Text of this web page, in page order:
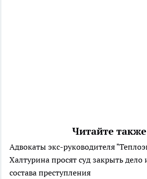
Читайте
Адвокаты экс-руководителя
Халтурина просят суд закрыть дело
состава преступления